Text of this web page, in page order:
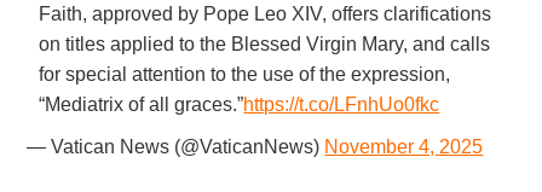
Faith, approved by Pope Leo XIV, offers clarifications
on titles applied to the Blessed Virgin Mary, and calls
for special attention to the use of the expression,
“Mediatrix of all graces.”https://t.co/LFnhUo0fkc
— Vatican News (@VaticanNews) November 4, 2025